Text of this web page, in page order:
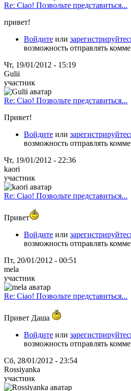
Re: Ciao! Позвольте представиться...
привет!
Войдите или
возможность отправлять
Чт, 19/01/2012 - 15:19
Gulii
участник
Re: Ciao! Позвольте представиться...
Привет!
Войдите или
возможность отправлять
Чт, 19/01/2012 - 22:36
kaori
участник
Re: Ciao! Позвольте представиться...
Привет
Войдите или
возможность отправлять
Пт, 20/01/2012 - 00:51
mela
участник
Re: Ciao! Позвольте представиться...
Привет Даша
Войдите или
возможность отправлять
Сб, 28/01/2012 - 23:54
Rossiyanka
участник